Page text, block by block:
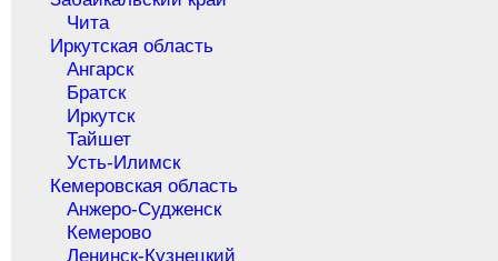
Чита
Иркутская область
Ангарск
Братск
Иркутск
Тайшет
Усть-Илимск
Кемеровская область
Анжеро-Судженск
Кемерово
Ленинск-Кузнецкий